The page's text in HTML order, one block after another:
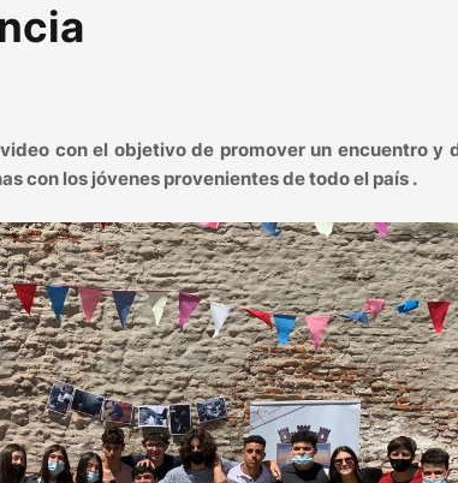
con el objetivo de promover un encuentro y
con los jóvenes provenientes de todo el país .